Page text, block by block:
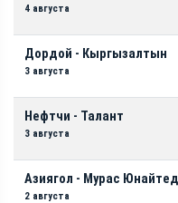
4 августа
Дордой - Кыргызалтын
3 августа
Нефтчи - Талант
3 августа
Азиягол - Мурас Юнайтед
2 августа